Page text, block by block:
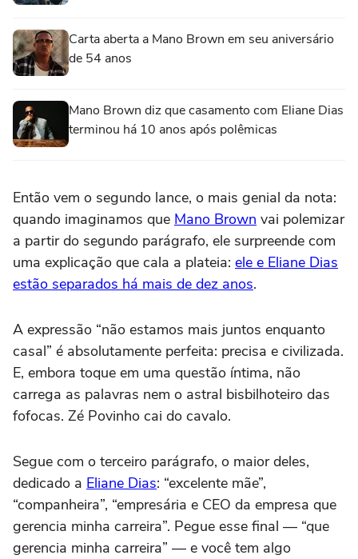
Carta aberta a Mano Brown em seu aniversário
de 54 anos
Mano Brown diz que casamento com Eliane Dias
terminou há 10 anos após polêmicas
Então vem o segundo lance, o mais genial da nota:
quando imaginamos que Mano Brown vai polemizar
a partir do segundo parágrafo, ele surpreende com
uma explicação que cala a plateia: ele e Eliane Dias
estão separados há mais de dez anos.
A expressão “não estamos mais juntos enquanto
casal” é absolutamente perfeita: precisa e civilizada.
E, embora toque em uma questão íntima, não
carrega as palavras nem o astral bisbilhoteiro das
fofocas. Zé Povinho cai do cavalo.
Segue com o terceiro parágrafo, o maior deles,
dedicado a Eliane Dias: “excelente mãe”,
“companheira”, “empresária e CEO da empresa que
gerencia minha carreira”. Pegue esse final — “que
gerencia minha carreira” — e você tem algo